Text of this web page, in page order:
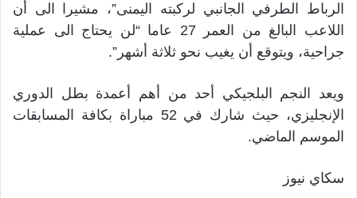
الرباط الطرفي الجانبي لركبته اليمنى”، مشيرا الى أن
اللاعب البالغ من العمر 27 عاما “لن يحتاج الى عملية
جراحية، ويتوقع أن يغيب نحو ثلاثة أشهر”.
ويعد النجم البلجيكي أحد من أهم أعمدة بطل الدوري
الإنجليزي، حيث شارك في 52 مباراة بكافة المسابقات
الموسم الماضي.
سكاي نيوز